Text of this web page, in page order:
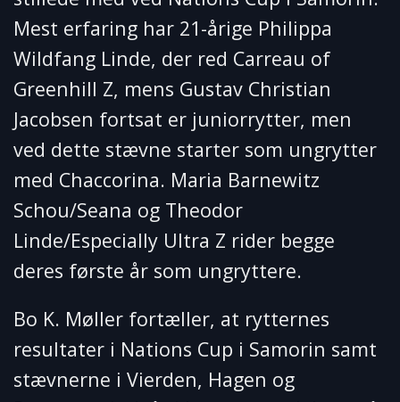
Mest erfaring har 21-årige Philippa
Wildfang Linde, der red Carreau of
Greenhill Z, mens Gustav Christian
Jacobsen fortsat er juniorrytter, men
ved dette stævne starter som ungrytter
med Chaccorina. Maria Barnewitz
Schou/Seana og Theodor
Linde/Especially Ultra Z rider begge
deres første år som ungryttere.
Bo K. Møller fortæller, at rytternes
resultater i Nations Cup i Samorin samt
stævnerne i Vierden, Hagen og